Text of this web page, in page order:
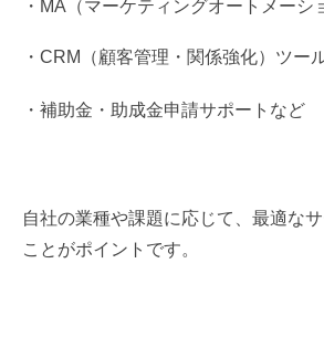
・MA（マーケティングオートメーシ
・CRM（顧客管理・関係強化）ツー
・補助金・助成金申請サポートなど
自社の業種や課題に応じて、最適な
ことがポイントです。